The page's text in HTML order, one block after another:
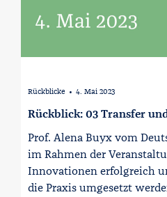
Rückblicke ∙ 4. Mai 2023
Rückblick: 03 Transfer
Prof. Alena Buyx vom
im Rahmen der
Innovationen erfolgreich
die Praxis umgesetzt